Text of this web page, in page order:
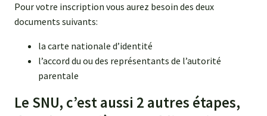
Pour votre inscription vous aurez besoin des deux
documents suivants:
la carte nationale d’identité
l’accord du ou des représentants de l’autorité
parentale
Le SNU, c’est aussi 2 autres étapes,